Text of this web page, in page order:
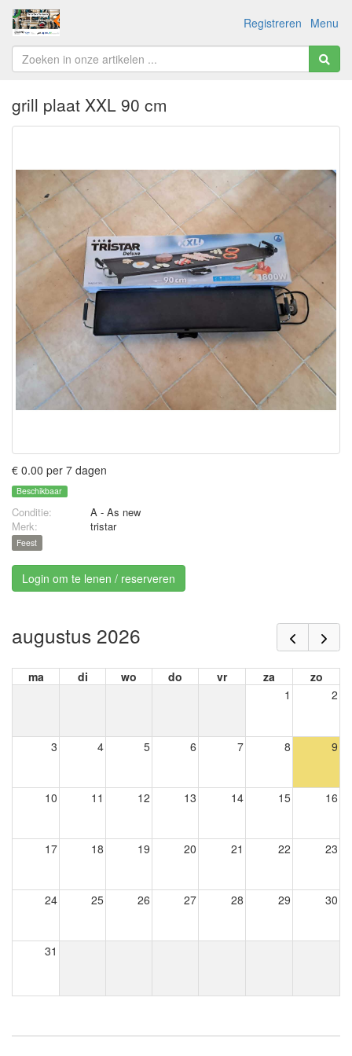
Menu
Registreren
grill plaat XXL 90 cm
€ 0.00 per 7 dagen
Beschikbaar
Conditie:
A - As new
Merk:
tristar
Feest
Login om te lenen / reserveren
augustus 2026
ma di wo do vr za
zo
1
2
3 4 5 6 7 8 9
10 11 12 13 14 15 16
17 18 19 20 21 22 23
24 25 26 27 28 29 30
31